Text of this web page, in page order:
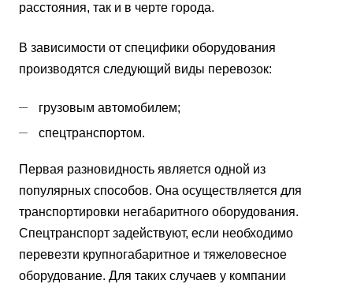
расстояния, так и в черте города.
В зависимости от специфики оборудования
производятся следующий виды перевозок:
грузовым автомобилем;
спецтранспортом.
Первая разновидность является одной из
популярных способов. Она осуществляется для
транспортировки негабаритного оборудования.
Спецтранспорт задействуют, если необходимо
перевезти крупногабаритное и тяжеловесное
оборудование. Для таких случаев у компании